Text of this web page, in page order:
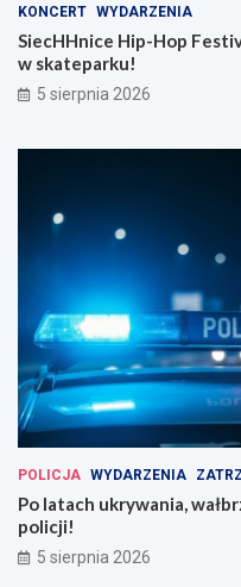
KONCERT WYDARZENIA
SiecHHnice Hip-Hop
w skateparku!
5 sierpnia 2026
POLICJA WYDARZENIA
Po latach ukrywania,
policji!
5 sierpnia 2026